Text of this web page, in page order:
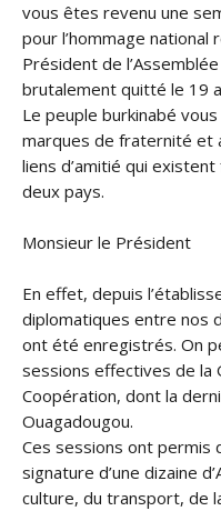
vous êtes revenu une
pour l’hommage
Président de
brutalement quitté le 19
Le peuple burkinabé
marques de fraternité et
liens d’amitié qui
deux pays.
Monsieur le Président
En effet, depuis
diplomatiques entre nos
ont été enregistrés. On
sessions effectives de la
Coopération, dont la
Ouagadougou.
Ces sessions ont permis
signature d’une dizaine
culture, du transport, de